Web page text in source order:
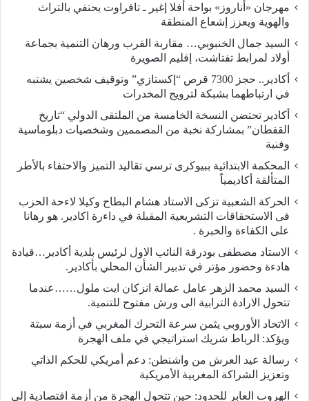
مهرجان «أناروز» بواحة أفلا إغير ـ تافراوت يحتفي بالتراث
والهوية ويعزز إشعاع المنطقة
السيد جمال الخنبوبي… مقاربة القرب ورهان التنمية بجماعة
أولاد لمرابط تفتاشت، إقليم الصويرة
أكادير.. حجز 7300 قرص “إكستازي” وتوقيف شخصين يشتبه
في ارتباطهما بشبكة لترويج المخدرات
أكادير تحتضن النسخة الخامسة من الملتقى الدولي “تاريخ
القفطان” بمشاركة نخبة من المصممين وشخصيات دبلوماسية
وفنية
المحكمة الابتدائية ببيوكرى ترسي تقاليد التميز والاحتفاء بالأطر
المتألقة أكاديمياً
الحركة الشعبية تزكى الاستاد هشام البطاح وكيلا لاءحة الحزب
فى الاستحقاقات التشريعية المقبلة في داءرة اكادير. هو رهانا
على الكفاءة والخبرة .
الاستاد مصطفى بودرقة النائب الاول لرئيس بلدية أكادير…قيادة
هادءة وحضور مؤتر في تدبير الشأن المحلي بأكادير.
السيد محمد الزهر عامل عمالة انزكان ايت ملول……عندما
تتحول الارادة الترابية الى ورش مفتوح للتنمية.
الاتحاد الأوروبي يثمن سرعة التحرك المغربي في أزمة سبتة
ويؤكد: الرباط شريك استراتيجي في ملف الهجرة
رسالة عيد العرش من واشنطن: دعم أمريكي للحكم الذاتي
وتعزيز الشراكة المغربية الأمريكية
​الهروب العابر للحدود: حين تتحول الهجرة من أزمة اقتصادية إلى